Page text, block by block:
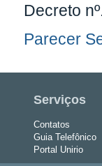
Decreto
Parecer
Serviços
Contatos
Guia Telefônico
Portal Unirio